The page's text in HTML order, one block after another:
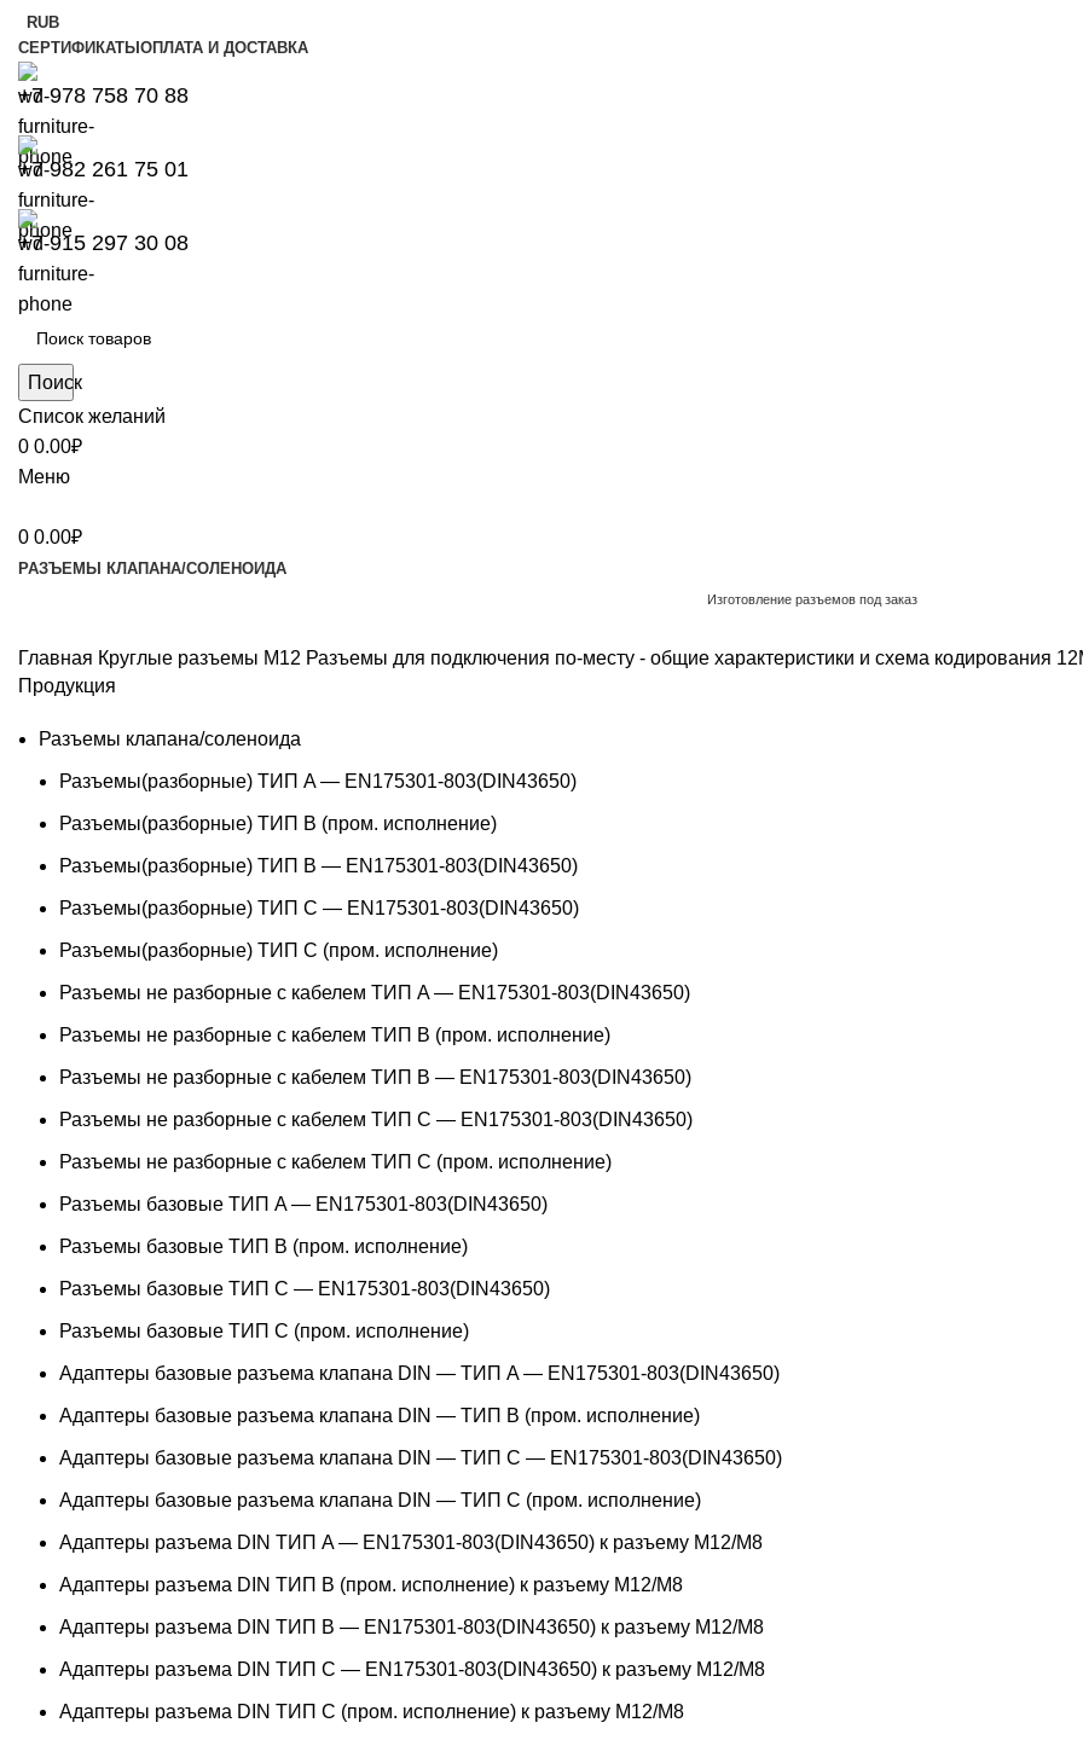
RUB
СЕРТИФИКАТЫОПЛАТА И ДОСТАВКА
+7 978 758 70 88
+7 982 261 75 01
+7 915 297 30 08
Поиск
Список желаний
0 0.00₽
Меню
0 0.00₽
РАЗЪЕМЫ КЛАПАНА/СОЛЕНОИДА
Изготовление разъемов под заказ
Главная Круглые разъемы M12 Разъемы для подключения по-месту - общие характеристики и схема кодирования
Продукция
Разъемы клапана/соленоида
Разъемы(разборные) ТИП A — EN175301-803(DIN43650)
Разъемы(разборные) ТИП В (пром. исполнение)
Разъемы(разборные) ТИП B — EN175301-803(DIN43650)
Разъемы(разборные) ТИП C — EN175301-803(DIN43650)
Разъемы(разборные) ТИП С (пром. исполнение)
Разъемы не разборные с кабелем ТИП A — EN175301-803(DIN43650)
Разъемы не разборные с кабелем ТИП B (пром. исполнение)
Разъемы не разборные с кабелем ТИП B — EN175301-803(DIN43650)
Разъемы не разборные с кабелем ТИП C — EN175301-803(DIN43650)
Разъемы не разборные с кабелем ТИП C (пром. исполнение)
Разъемы базовые ТИП A — EN175301-803(DIN43650)
Разъемы базовые ТИП В (пром. исполнение)
Разъемы базовые ТИП C — EN175301-803(DIN43650)
Разъемы базовые ТИП C (пром. исполнение)
Адаптеры базовые разъема клапана DIN — ТИП A — EN175301-803(DIN43650)
Адаптеры базовые разъема клапана DIN — ТИП B (пром. исполнение)
Адаптеры базовые разъема клапана DIN — ТИП C — EN175301-803(DIN43650)
Адаптеры базовые разъема клапана DIN — ТИП C (пром. исполнение)
Адаптеры разъема DIN ТИП A — EN175301-803(DIN43650) к разъему M12/M8
Адаптеры разъема DIN ТИП B (пром. исполнение) к разъему M12/M8
Адаптеры разъема DIN ТИП B — EN175301-803(DIN43650) к разъему M12/M8
Адаптеры разъема DIN ТИП C — EN175301-803(DIN43650) к разъему M12/M8
Адаптеры разъема DIN ТИП C (пром. исполнение) к разъему M12/M8